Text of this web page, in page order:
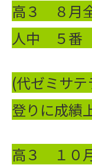
高３ ８月
人中 ５番
(代ゼミサ
登りに成績
高３ １０